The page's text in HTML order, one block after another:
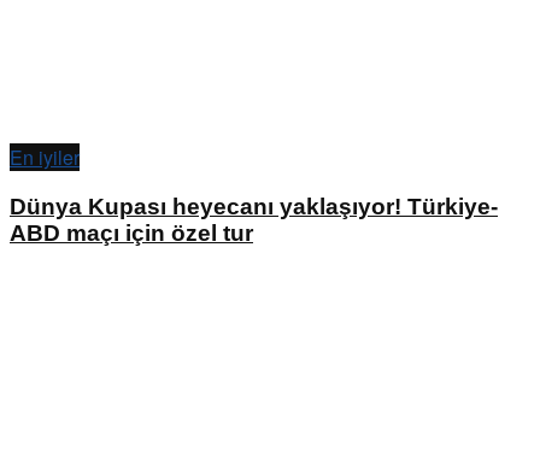
En iyiler
Dünya Kupası heyecanı yaklaşıyor! Türkiye-
ABD maçı için özel tur